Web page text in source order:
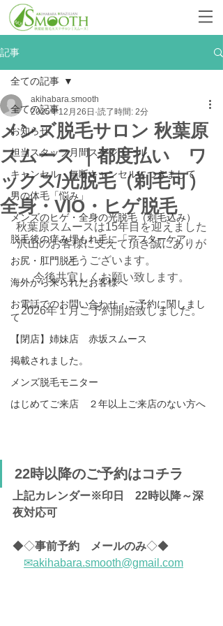
記事
全ての記事
お知らせ
担当スタッフ月間スケジュール
キャンセル・無断キャンセルにつきまして
男の体毛「悩み」
メンズのヒゲ・全身の光脱毛（剃毛込み）
脱毛後の痒み埋もれ毛に「アフターケア」
お尻・肛門脱毛
海外から来られたお客様へ
お電話でのお問い合わせ・ご予約に関しまし
て
【閉店】姉妹店 赤坂スムース
掲載されました。
メンズ脱毛モニター
はじめてご来店 ２年以上ご来店のない方へ
全ての記事
メンズ脱毛サロン 秋葉原
スムース ｜都度払い ワ
ックス/光脱毛（剃毛可）
全身・VIO・ヒゲ脱毛
akihabara.smooth
2025年12月26日 読了時間: 2分
秋葉原スムースは15年目を迎えました
沢山のお客様に支えて頂き誠にありが
とうございます。
今後共宜しくお願い致します。
2026年１月ご予約開始致しました。
22時以降のご予約はコチラ
上記カレンダー※印日
22時以降～深
夜対応可
◆◇事前予約　メールのみ◇◆
✉akihabara.smooth@gmail.com